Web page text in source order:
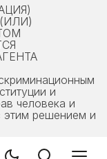
и
человека и
решением и